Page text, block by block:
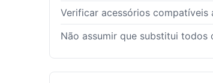
Verificar acessórios compatíveis
Não assumir que substitui todos